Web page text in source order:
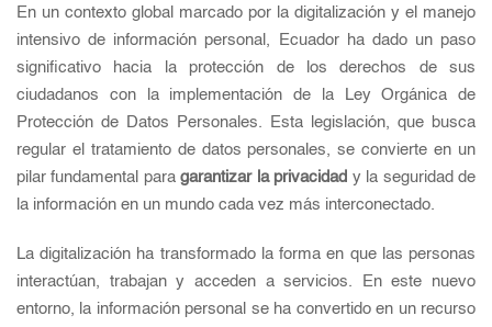
En un contexto global marcado por la digitalización y el manejo
intensivo de información personal, Ecuador ha dado un paso
significativo hacia la protección de los derechos de sus
ciudadanos con la implementación de la Ley Orgánica de
Protección de Datos Personales. Esta legislación, que busca
regular el tratamiento de datos personales, se convierte en un
pilar fundamental paragarantizar la privacidad y la seguridad de
la información en un mundo cada vez más interconectado.
La digitalización ha transformado la forma en que las personas
interactúan, trabajan y acceden a servicios. En este nuevo
entorno, la información personal se ha convertido en un recurso